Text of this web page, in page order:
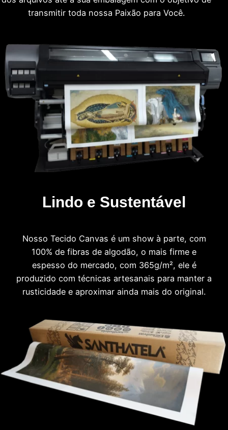
transmitir toda nossa Paixão para Você.
Lindo e Sustentável
Nosso Tecido Canvas é um show à parte, com
100% de fibras de algodão, o mais firme e
espesso do mercado, com 365g/m², ele é
produzido com técnicas artesanais para manter a
rusticidade e aproximar ainda mais do original.